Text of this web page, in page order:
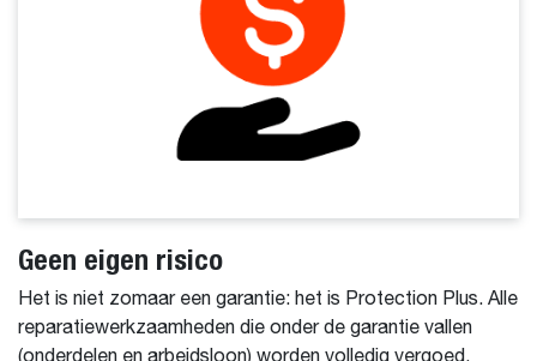
Geen eigen risico
Het is niet zomaar een garantie: het is Protection Plus. Alle
reparatiewerkzaamheden die onder de garantie vallen
(onderdelen en arbeidsloon) worden volledig vergoed,